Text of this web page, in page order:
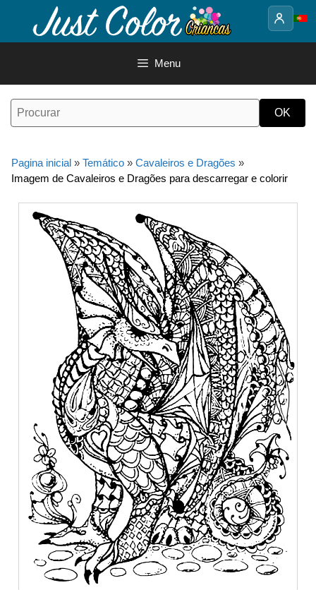
o
Menu
Pagina inicial » Temático » Cavaleiros e Dragões »
Imagem de Cavaleiros e Dragões para descarregar e colorir